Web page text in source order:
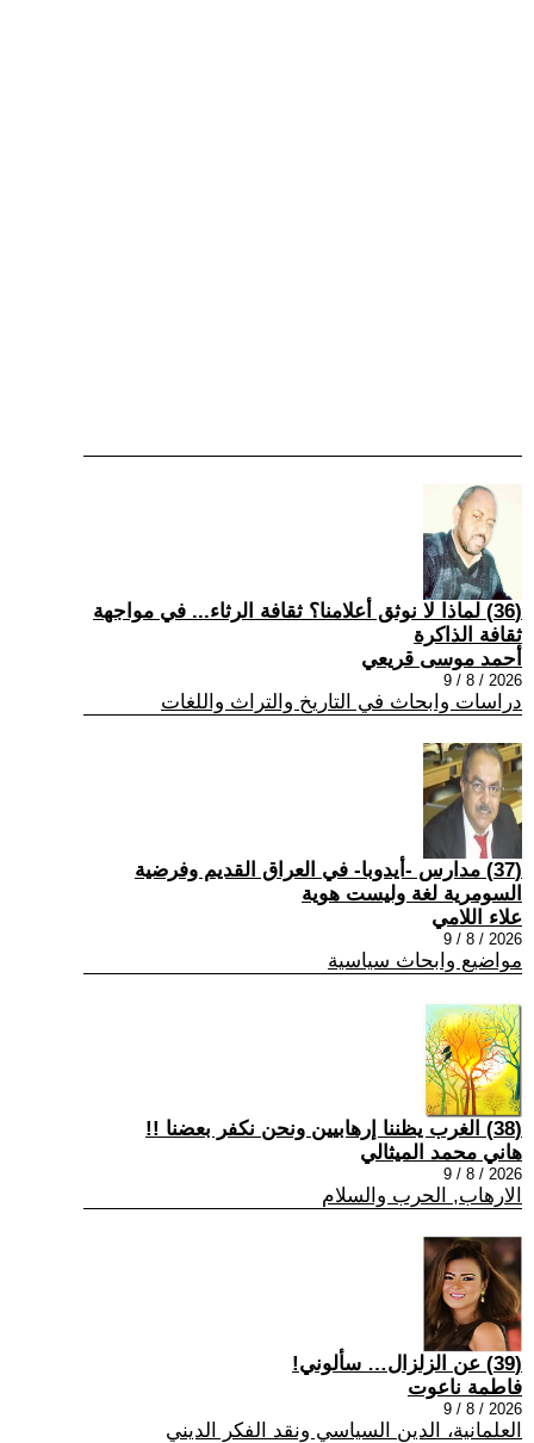
(36) لماذا لا نوثق أعلامنا؟ ثقافة الرثاء... في مواجهة
ثقافة الذاكرة
أحمد موسى قريعي
2026 / 8 / 9
دراسات وابحاث في التاريخ والتراث واللغات
(37) مدارس -أيدوبا- في العراق القديم وفرضية
السومرية لغة وليست هوية
علاء اللامي
2026 / 8 / 9
مواضيع وابحاث سياسية
(38) الغرب يظننا إرهابيين ونحن نكفر بعضنا !!
هاني محمد الميثالي
2026 / 8 / 9
الارهاب, الحرب والسلام
(39) عن الزلزال… سألوني!
فاطمة ناعوت
2026 / 8 / 9
العلمانية، الدين السياسي ونقد الفكر الديني